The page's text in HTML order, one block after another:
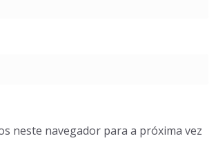
neste navegador para a próxima vez